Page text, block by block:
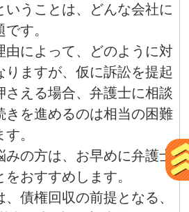
いうことは、どんな会社に
す。
由によって、どのように対
りますが、仮に訴訟を提起
さえる場合、弁護士に相談
きを進めるのは相当の困難
。
みの方は、お早めに弁護士
おすすめします。
債権回収の前提となる、